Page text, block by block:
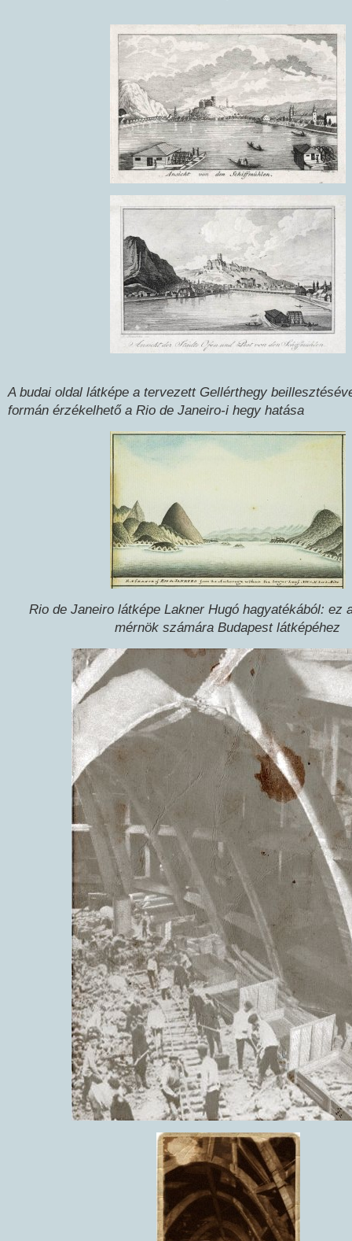
A budai oldal látképe a tervezett Gellérthegy
formán érzékelhető a Rio de Janeiro-i hegy hatása
Rio de Janeiro látképe Lakner Hugó hagyatékából: ez
mérnök számára Budapest látképéhez